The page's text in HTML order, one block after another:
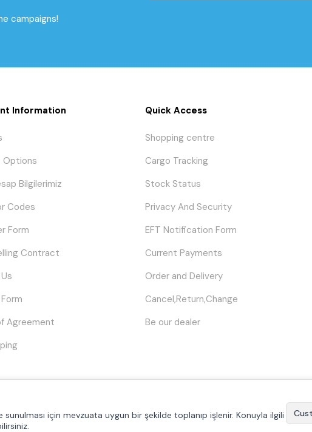
campaigns!
Information
Options
Bilgilerimiz
Codes
Form
Contract
Agreement
Quick Access
Shopping centre
Cargo Tracking
Stock Status
Privacy And Security
EFT Notification Form
Current Payments
Order and Delivery
Cancel,Return,Change
Be our dealer
için mevzuata uygun bir şekilde toplanıp işlenir. Konuyla ilgili